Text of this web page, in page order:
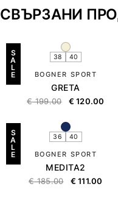
СВЪРЗАНИ
S
A
L
E
38 40
BOGNER SPORT
GRETA
€199.00 € 120.00
S
A
L
E
36 40
BOGNER SPORT
MEDITA2
€185.00 € 111.00